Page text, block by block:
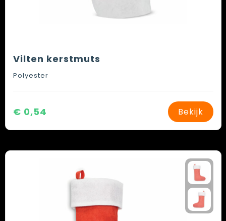
Vilten kerstmuts
Polyester
€ 0,54 Bekijk